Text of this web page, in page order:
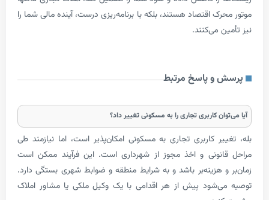
اقتصاد هستند، بلکه با برنامه‌ریزی درست، آینده مالی شما را
می‌کنند.
و پاسخ مرتبط
کاربری تجاری را به مسکونی تغییر داد؟
کاربری تجاری به مسکونی امکان‌پذیر است، اما نیازمند طی
و اخذ مجوز از شهرداری است. این فرآیند ممکن است
هزینه‌بر باشد و به شرایط منطقه و ضوابط شهری بستگی دارد.
پیش از هر اقدامی با یک وکیل ملکی یا مشاور املاک